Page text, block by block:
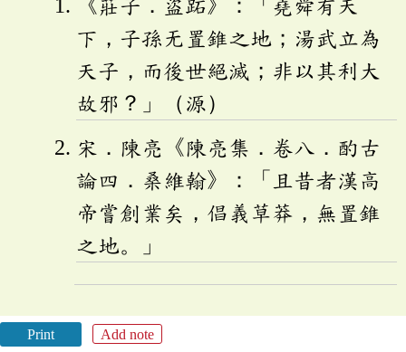
《莊子．盜跖》：「堯舜有天
下，子孫无置錐之地；湯武立為
天子，而後世絕滅；非以其利大
故邪？」（源）
宋．陳亮《陳亮集．卷八．酌古
論四．桑維翰》：「且昔者漢高
帝嘗創業矣，倡義草莽，無置錐
之地。」
Print Add note